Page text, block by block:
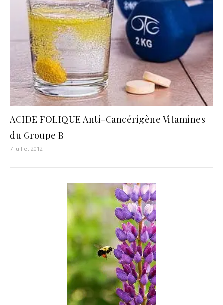
ACIDE FOLIQUE Anti-Cancérigène Vitamines
du Groupe B
7 juillet 2012